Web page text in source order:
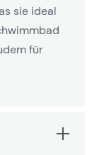
sie ideal
für